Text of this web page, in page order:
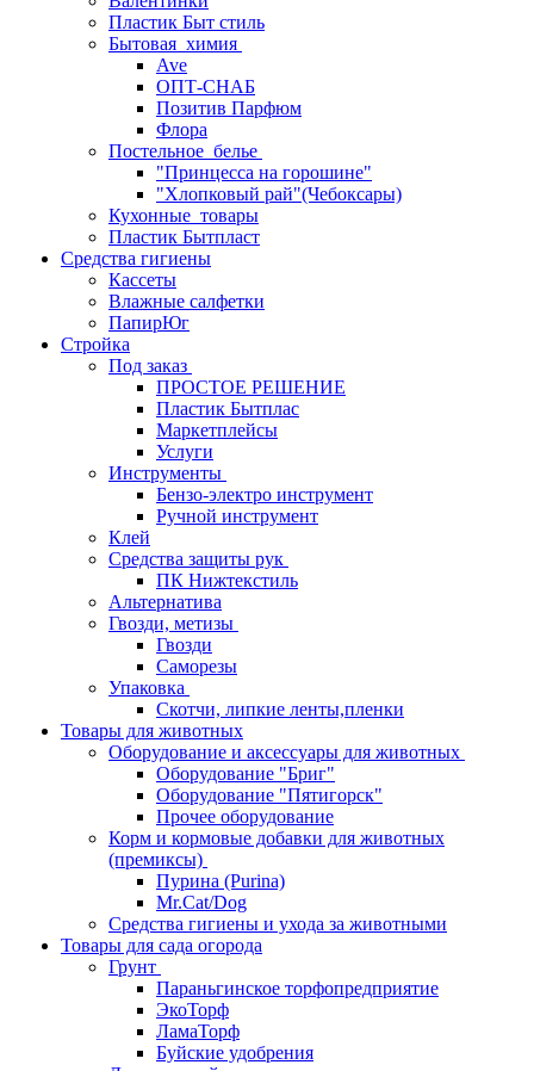
Пластик Быт стиль
Бытовая_химия
Ave
ОПТ-СНАБ
Позитив Парфюм
Флора
Постельное_белье
"Принцесса на горошине"
"Хлопковый рай"(Чебоксары)
Кухонные_товары
Пластик Бытпласт
Средства гигиены
Кассеты
Влажные салфетки
ПапирЮг
Стройка
Под заказ
ПРОСТОЕ РЕШЕНИЕ
Пластик Бытплас
Маркетплейсы
Услуги
Инструменты
Бензо-электро инструмент
Ручной инструмент
Клей
Средства защиты рук
ПК Нижтекстиль
Альтернатива
Гвозди, метизы
Гвозди
Саморезы
Упаковка
Скотчи, липкие ленты,пленки
Товары для животных
Оборудование и аксессуары для животных
Оборудование "Бриг"
Оборудование "Пятигорск"
Прочее оборудование
Корм и кормовые добавки для животных
(премиксы)
Пурина (Purina)
Mr.Cat/Dog
Средства гигиены и ухода за животными
Товары для сада огорода
Грунт
Параньгинское торфопредприятие
ЭкоТорф
ЛамаТорф
Буйские удобрения